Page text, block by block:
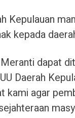
Kepulauan
kepada
dapat
Daerah
kami agar